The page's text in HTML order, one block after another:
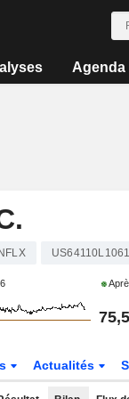
Agenda
NFLX US64110L1061
Actualités